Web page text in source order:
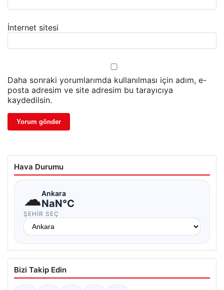
İnternet sitesi
Daha sonraki yorumlarımda kullanılması için adım, e-
posta adresim ve site adresim bu tarayıcıya
kaydedilsin.
Hava Durumu
☁Ankara
NaN°C
ŞEHIR SEÇ
Bizi Takip Edin